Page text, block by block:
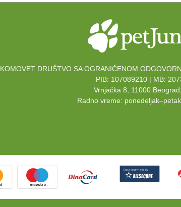
KOMOVET DRUŠTVO SA OGRANIČENOM
PIB: 107089210 | MB:
Vrnjačka 8, 11000
Radno vreme: